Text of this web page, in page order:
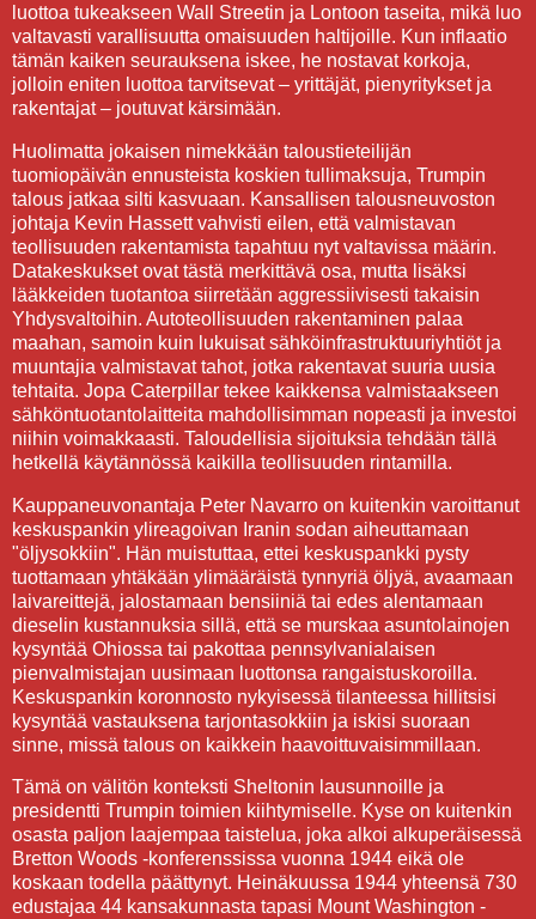
luottoa tukeakseen Wall Streetin ja Lontoon taseita, mikä luo
valtavasti varallisuutta omaisuuden haltijoille. Kun inflaatio
tämän kaiken seurauksena iskee, he nostavat korkoja,
jolloin eniten luottoa tarvitsevat – yrittäjät, pienyritykset ja
rakentajat – joutuvat kärsimään.
Huolimatta jokaisen nimekkään taloustieteilijän
tuomiopäivän ennusteista koskien tullimaksuja, Trumpin
talous jatkaa silti kasvuaan. Kansallisen talousneuvoston
johtaja Kevin Hassett vahvisti eilen, että valmistavan
teollisuuden rakentamista tapahtuu nyt valtavissa määrin.
Datakeskukset ovat tästä merkittävä osa, mutta lisäksi
lääkkeiden tuotantoa siirretään aggressiivisesti takaisin
Yhdysvaltoihin. Autoteollisuuden rakentaminen palaa
maahan, samoin kuin lukuisat sähköinfrastruktuuriyhtiöt ja
muuntajia valmistavat tahot, jotka rakentavat suuria uusia
tehtaita. Jopa Caterpillar tekee kaikkensa valmistaakseen
sähköntuotantolaitteita mahdollisimman nopeasti ja investoi
niihin voimakkaasti. Taloudellisia sijoituksia tehdään tällä
hetkellä käytännössä kaikilla teollisuuden rintamilla.
Kauppaneuvonantaja Peter Navarro on kuitenkin varoittanut
keskuspankin ylireagoivan Iranin sodan aiheuttamaan
"öljysokkiin". Hän muistuttaa, ettei keskuspankki pysty
tuottamaan yhtäkään ylimääräistä tynnyriä öljyä, avaamaan
laivareittejä, jalostamaan bensiiniä tai edes alentamaan
dieselin kustannuksia sillä, että se murskaa asuntolainojen
kysyntää Ohiossa tai pakottaa pennsylvanialaisen
pienvalmistajan uusimaan luottonsa rangaistuskoroilla.
Keskuspankin koronnosto nykyisessä tilanteessa hillitsisi
kysyntää vastauksena tarjontasokkiin ja iskisi suoraan
sinne, missä talous on kaikkein haavoittuvaisimmillaan.
Tämä on välitön konteksti Sheltonin lausunnoille ja
presidentti Trumpin toimien kiihtymiselle. Kyse on kuitenkin
osasta paljon laajempaa taistelua, joka alkoi alkuperäisessä
Bretton Woods -konferenssissa vuonna 1944 eikä ole
koskaan todella päättynyt. Heinäkuussa 1944 yhteensä 730
edustajaa 44 kansakunnasta tapasi Mount Washington -